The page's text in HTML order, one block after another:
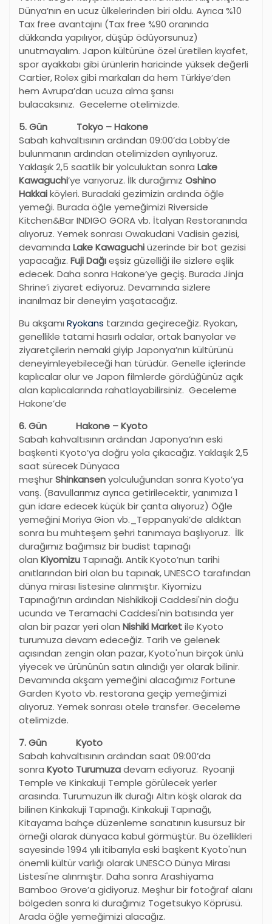
Dünya’nın en ucuz ülkelerinden biri oldu. Ayrıca %10
Tax free avantajını (Tax free %90 oranında
dükkanda yapılıyor, düşüp ödüyorsunuz)
unutmayalım. Japon kültürüne özel üretilen kıyafet,
spor ayakkabı gibi ürünlerin haricinde yüksek değerli
Cartier, Rolex gibi markaları da hem Türkiye’den
hem Avrupa’dan ucuza alma şansı
bulacaksınız. Geceleme otelimizde.
5. Gün Tokyo – Hakone
Sabah kahvaltısının ardından 09:00’da Lobby’de
bulunmanın ardından otelimizden ayrılıyoruz.
Yaklaşık 2,5 saatlik bir yolculuktan sonra Lake
Kawaguchi’ye varıyoruz. İlk durağımız Oshino
Hakkaiköyleri. Buradaki gezimizin ardında öğle
yemeği. Burada öğle yemeğimizi Riverside
Kitchen&Bar INDIGO GORA vb. İtalyan Restoranında
alıyoruz. Yemek sonrası Owakudani Vadisin gezisi,
devamında Lake Kawaguchiüzerinde bir bot gezisi
yapacağız. Fuji Dağıeşsiz güzelliği ile sizlere eşlik
edecek. Daha sonra Hakone’ye geçiş. Burada Jinja
Shrine’i ziyaret ediyoruz. Devamında sizlere
inanılmaz bir deneyim yaşatacağız.
Bu akşamı Ryokans tarzında geçireceğiz. Ryokan,
genellikle tatami hasırlı odalar, ortak banyolar ve
ziyaretçilerin nemaki giyip Japonya’nın kültürünü
deneyimleyebileceği han türüdür. Genelle içlerinde
kaplıcalar olur ve Japon filmlerde gördüğünüz açık
alan kaplıcalarında rahatlayabilirsiniz. Geceleme
Hakone’de
6. Gün Hakone – Kyoto
Sabah kahvaltısının ardından Japonya’nın eski
başkenti Kyoto’ya doğru yola çıkacağız. Yaklaşık 2,5
saat sürecek Dünyaca
meşhurShinkansenyolculuğundan sonra Kyoto’ya
varış. (Bavullarımız ayrıca getirilecektir, yanımıza 1
gün idare edecek küçük bir çanta alıyoruz) Öğle
yemeğini Moriya Gion vb._Teppanyaki’de aldıktan
sonra bu muhteşem şehri tanımaya başlıyoruz. İlk
durağımız bağımsız bir budist tapınağı
olan Kiyomizu Tapınağı. Antik Kyoto’nun tarihi
anıtlarından biri olan bu tapınak, UNESCO tarafından
dünya mirası listesine alınmıştır. Kiyomizu
Tapınağı’nın ardından Nishikikoji Caddesi'nin doğu
ucunda ve Teramachi Caddesi'nin batısında yer
alan bir pazar yeri olan Nishiki Marketile Kyoto
turumuza devam edeceğiz. Tarih ve gelenek
açısından zengin olan pazar, Kyoto'nun birçok ünlü
yiyecek ve ürününün satın alındığı yer olarak bilinir.
Devamında akşam yemeğini alacağımız Fortune
Garden Kyoto vb. restorana geçip yemeğimizi
alıyoruz. Yemek sonrası otele transfer. Geceleme
otelimizde.
7. Gün Kyoto
Sabah kahvaltısının ardından saat 09:00’da
sonra Kyoto Turumuzadevam ediyoruz. Ryoanji
Temple ve Kinkakuji Temple görülecek yerler
arasında. Turumuzun ilk durağı Altın köşk olarak da
bilinen Kinkakuji Tapınağı. Kinkakuji Tapınağı,
Kitayama bahçe düzenleme sanatının kusursuz bir
örneği olarak dünyaca kabul görmüştür. Bu özellikleri
sayesinde 1994 yılı itibarıyla eski başkent Kyoto'nun
önemli kültür varlığı olarak UNESCO Dünya Mirası
Listesi'ne alınmıştır. Daha sonra Arashiyama
Bamboo Grove’a gidiyoruz. Meşhur bir fotoğraf alanı
bölgeden sonra ki durağımız Togetsukyo Köprüsü.
Arada öğle yemeğimizi alacağız.